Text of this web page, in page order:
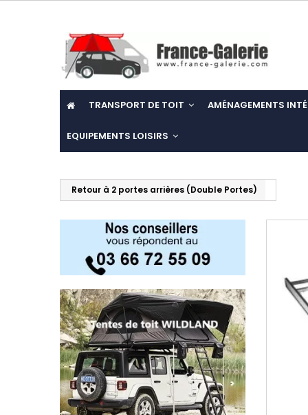
TRANSPORT DE TOIT AMÉNAGEMENTS
EQUIPEMENTS LOISIRS
Retour à 2 portes arrières (Double Portes)